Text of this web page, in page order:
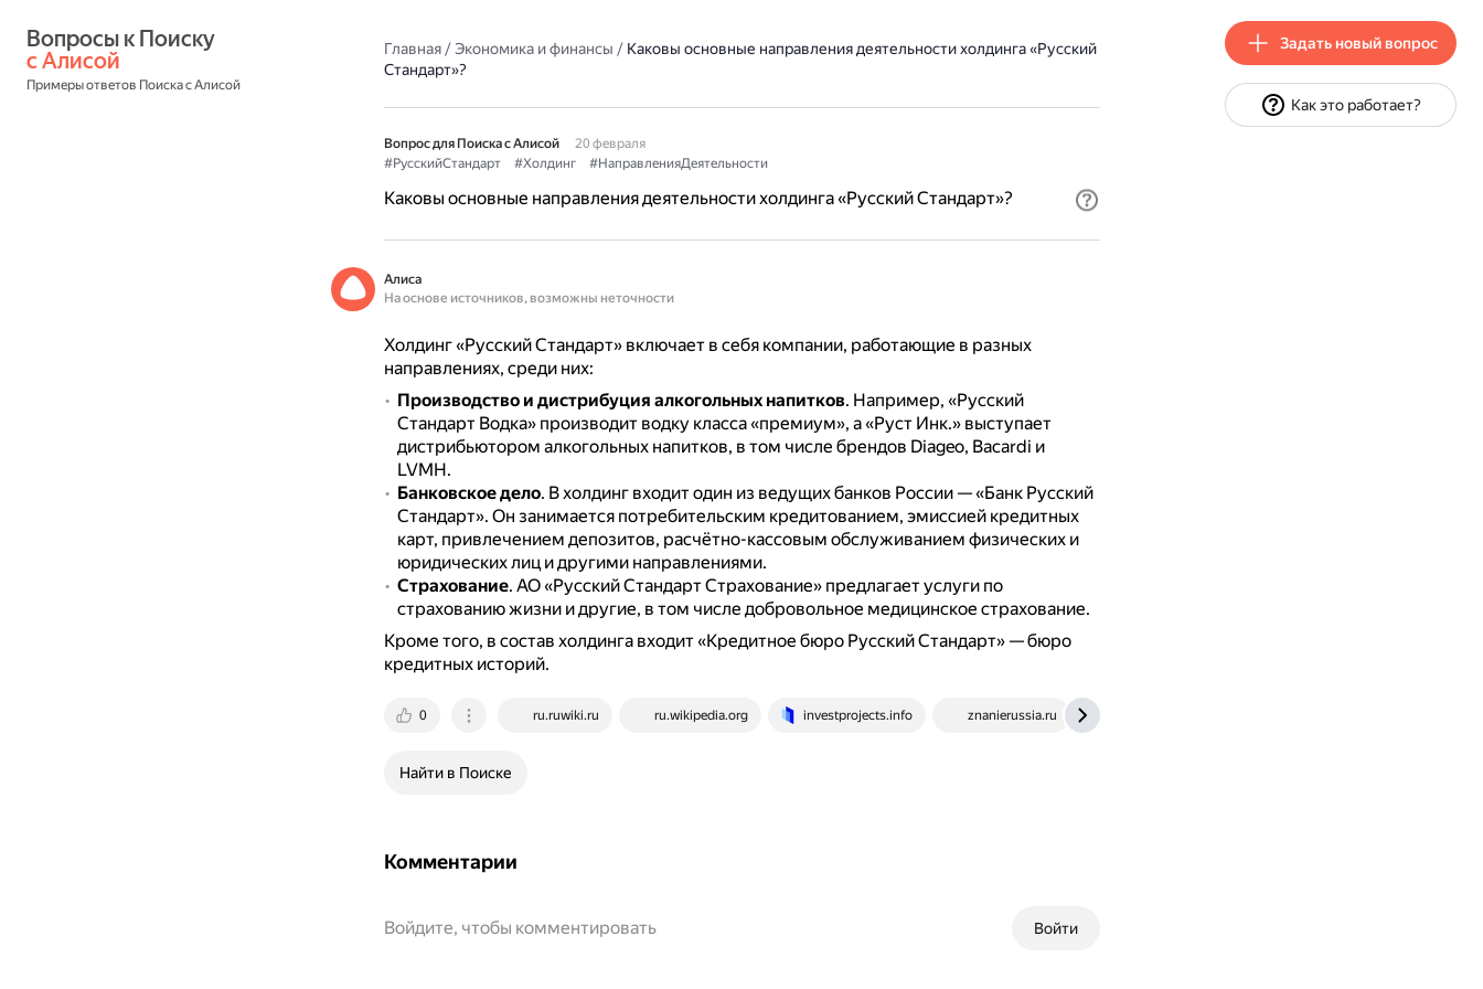
с Алисой
Примеры ответов Поиска с Алисой
Главная/Экономика и финансы / Каковы основные направления деятельности холдинга «Русский
Стандарт»?
Вопрос для Поиска с Алисой
20 февраля
#РусскийСтандарт
#Холдинг #НаправленияДеятельности
Каковы основные направления деятельности холдинга «Русский Стандарт»?
Алиса
На основе источников, возможны неточности
Холдинг «Русский Стандарт» включает в себя компании, работающие в разных
направлениях, среди них:
Производство и дистрибуция алкогольных напитков. Например, «Русский
Стандарт Водка» производит водку класса «премиум», а «Руст Инк.» выступает
дистрибьютором алкогольных напитков, в том числе брендов Diageo, Bacardi и
LVMH.
Банковское дело. В холдинг входит один из ведущих банков России — «Банк Русский
Стандарт». Он занимается потребительским кредитованием, эмиссией кредитных
карт, привлечением депозитов, расчётно-кассовым обслуживанием физических и
юридических лиц и другими направлениями.
Страхование. АО «Русский Стандарт Страхование» предлагает услуги по
страхованию жизни и другие, в том числе добровольное медицинское страхование.
Кроме того, в состав холдинга входит «Кредитное бюро Русский Стандарт» — бюро
кредитных историй.
0 ru.ruwiki.ru ru.wikipedia.org investprojects.info znanierussia.ru
Найти в Поиске
Комментарии
Войти
Войдите, чтобы комментировать
Задать новый вопрос
Как это работает?